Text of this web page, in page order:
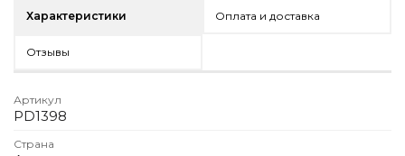
Все коллекции мебели
По типу
Для кухни
Характеристики Оплата и доставка
Отзывы
Артикул
PD1398
Страна